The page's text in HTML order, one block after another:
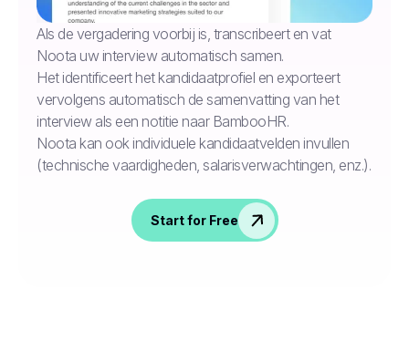
Als de vergadering voorbij is, transcribeert en vat
Noota uw interview automatisch samen.
Het identificeert het kandidaatprofiel en exporteert
vervolgens automatisch de samenvatting van het
interview als een notitie naar BambooHR.
Noota kan ook individuele kandidaatvelden invullen
(technische vaardigheden, salarisverwachtingen, enz.).
Start for Free